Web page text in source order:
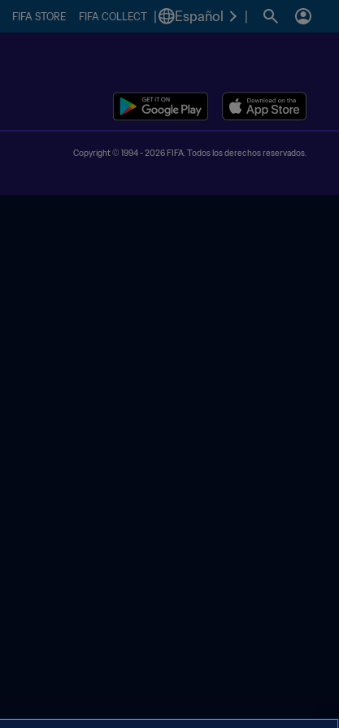
FIFA STORE FIFA COLLECT Español
Copyright © 1994 - 2026 FIFA. Todos los derechos reservados.